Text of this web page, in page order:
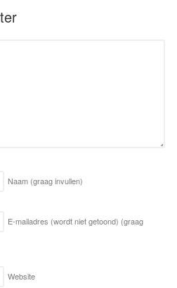
Naam (graag invullen)
E-mailadres (wordt niet getoond) (graag
Website